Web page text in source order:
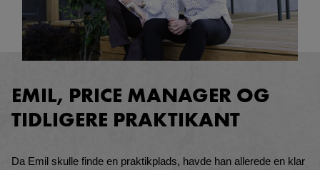
EMIL, PRICE MANAGER OG
TIDLIGERE PRAKTIKANT
Da Emil skulle finde en praktikplads, havde han allerede en klar